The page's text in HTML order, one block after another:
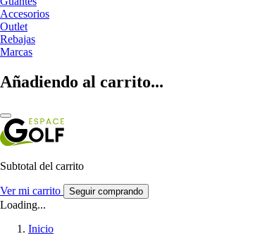
Accesorios
Outlet
Rebajas
Marcas
Añadiendo al carrito...
Subtotal del carrito
Ver mi carrito Seguir comprando
Loading...
Inicio